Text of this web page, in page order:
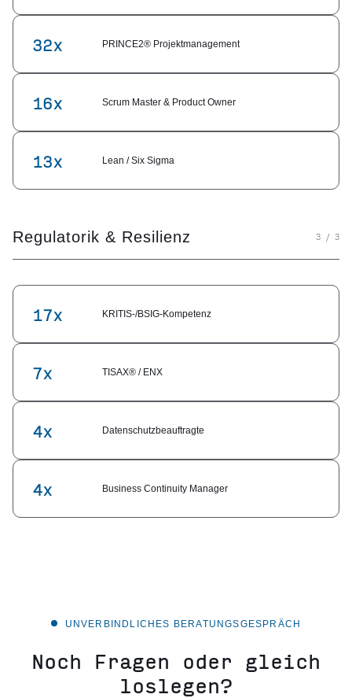
32x PRINCE2® Projekt­management
16x Scrum Master & Product Owner
13x Lean / Six Sigma
Regulatorik & Resilienz 3 / 3
17x KRITIS-/BSIG-Kompetenz
7x TISAX® / ENX
4x Datenschutzbeauftragte
4x Business Continuity Manager
UNVERBINDLICHES BERATUNGSGESPRÄCH
Noch Fragen oder gleich
loslegen?